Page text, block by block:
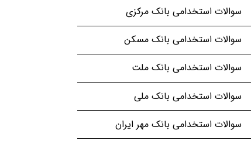
سوالات استخدامی بانک مرکزی
سوالات استخدامی بانک مسکن
سوالات استخدامی بانک ملت
سوالات استخدامی بانک ملی
سوالات استخدامی بانک مهر ایران